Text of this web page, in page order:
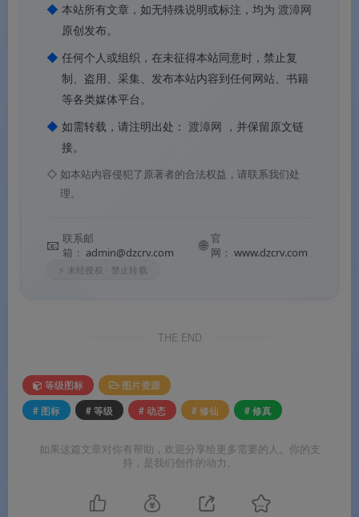
Q3：这套素材适合用在哪些地方？
A：适用于修仙游戏角色境界、修真APP修行等级、个
人中心境界展示、评论区用户标识等多种场景。
从天神的初入神坛到洪荒古神的万古至尊，12枚动态等级图
之路。每级各具特色、开箱即用，适配多种数字产品场景。
◆ 本站所有文章，如无特殊说明或标注，均为 渡漳网
原创发布。
◆ 任何个人或组织，在未征得本站同意时，禁止复
制、盗用、采集、发布本站内容到任何网站、书籍
等各类媒体平台。
◆ 如需转载，请注明出处： 渡漳网 ，并保留原文链
接。
◇ 如本站内容侵犯了原著者的合法权益，请联系我们处
理。
📧 联系邮
箱： admin@dzcrv.com 🌐官
网：www.dzcrv.com
⚡ 未经授权 · 禁止转载
THE END
等级图标
图片资源
# 图标
# 等级 # 动态 # 修仙 # 修真
如果这篇文章对你有帮助，欢迎分享给更多需要的人。你的支
持，是我们创作的动力。